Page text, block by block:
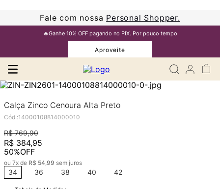
Fale com nossa Personal Shopper.
🔥Ganhe 10% OFF pagando no PIX. Por pouco tempo
Aproveite
Calça Zinco Cenoura Alta Preto
Cód.:14000108814000010
R$ 769,90
R$ 384,95
50%OFF
ou 7x de R$ 54,99 sem juros
34 36 38 40 42